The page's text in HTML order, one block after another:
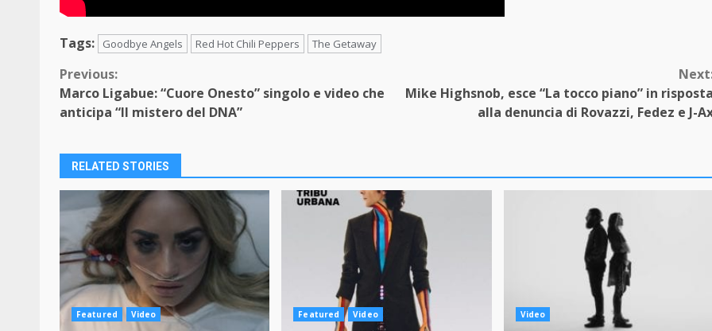
Tags: Goodbye Angels Red Hot Chili Peppers The Getaway
Continue
Reading
Previous:
Marco Ligabue: “Cuore Onesto” singolo e video che
anticipa “Il mistero del DNA”
Mike Highsnob, esce “La tocco piano” in
alla denuncia di Rovazzi, Fedez e J-
RELATED STORIES
Featured Video Featured Video Video